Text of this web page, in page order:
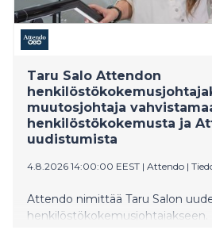
Taru Salo Attendon
muutosjohtaja
henkilöstökokemusta ja
uudistumista
4.8.2026 14:00:00 EEST | Attendo |
Attendo nimittää Taru Salon